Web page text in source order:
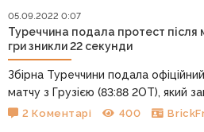
05.09.2022 0:07
Туреччина подала протест після
гри зникли 22 секунди
Збірна Туреччини подала
матчу з Грузією (83:88 2ОТ), який
2 Коментарі 400